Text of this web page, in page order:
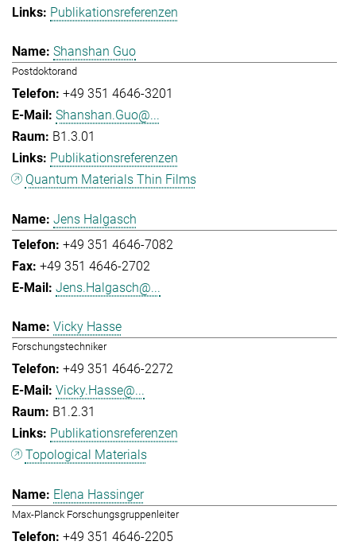
Publikationsreferenzen
Shanshan Guo
Postdoktorand
+49 351 4646-3201
Shanshan.Guo@...
B1.3.01
Publikationsreferenzen
Quantum Materials Thin Films
Jens Halgasch
+49 351 4646-7082
+49 351 4646-2702
Jens.Halgasch@...
Vicky Hasse
Forschungstechniker
+49 351 4646-2272
Vicky.Hasse@...
B1.2.31
Publikationsreferenzen
Topological Materials
Elena Hassinger
Max-Planck Forschungsgruppenleiter
+49 351 4646-2205